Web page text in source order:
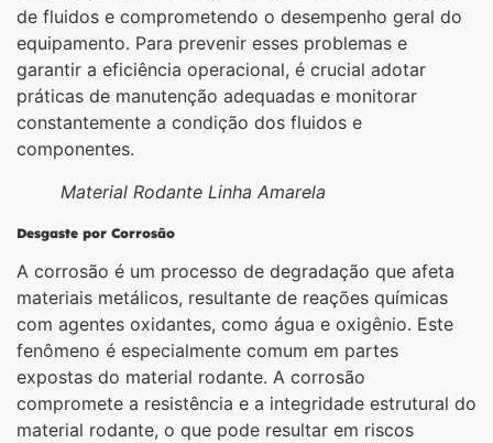
de fluidos e comprometendo o desempenho geral do
equipamento. Para prevenir esses problemas e
garantir a eficiência operacional, é crucial adotar
práticas de manutenção adequadas e monitorar
constantemente a condição dos fluidos e
componentes.
Material Rodante Linha Amarela
Desgaste por Corrosão
A corrosão é um processo de degradação que afeta
materiais metálicos, resultante de reações químicas
com agentes oxidantes, como água e oxigênio. Este
fenômeno é especialmente comum em partes
expostas do material rodante. A corrosão
compromete a resistência e a integridade estrutural do
material rodante, o que pode resultar em riscos